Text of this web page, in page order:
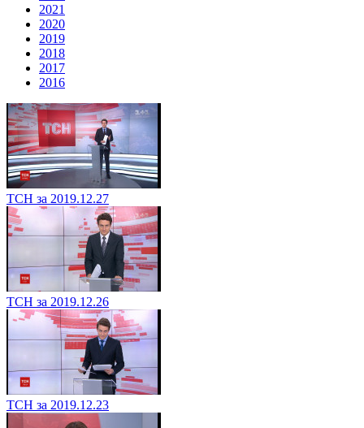
2021
2020
2019
2018
2017
2016
ТСН за 2019.12.27
ТСН за 2019.12.26
ТСН за 2019.12.23